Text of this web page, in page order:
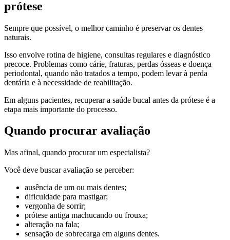
prótese
Sempre que possível, o melhor caminho é preservar os dentes
naturais.
Isso envolve rotina de higiene, consultas regulares e diagnóstico
precoce. Problemas como cárie, fraturas, perdas ósseas e doença
periodontal, quando não tratados a tempo, podem levar à perda
dentária e à necessidade de reabilitação.
Em alguns pacientes, recuperar a saúde bucal antes da prótese é a
etapa mais importante do processo.
Quando procurar avaliação
Mas afinal, quando procurar um especialista?
Você deve buscar avaliação se perceber:
ausência de um ou mais dentes;
dificuldade para mastigar;
vergonha de sorrir;
prótese antiga machucando ou frouxa;
alteração na fala;
sensação de sobrecarga em alguns dentes.